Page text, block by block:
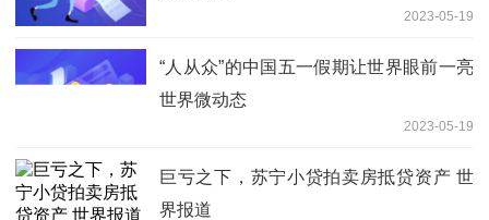
2023-05-19
“人从众”的中国五一假期让世界眼前一亮
世界微动态
2023-05-19
巨亏之下，苏宁小贷拍卖房抵贷资产 世
界报道